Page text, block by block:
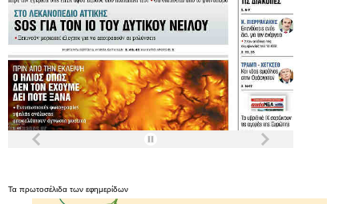
Τα πρωτοσέλιδα των εφημερίδων